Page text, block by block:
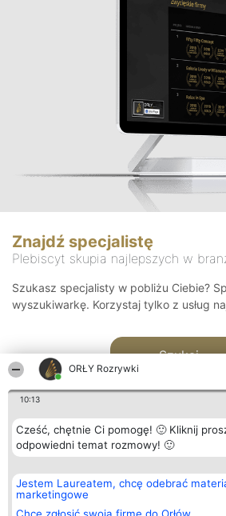
ORŁY Rozrywki
10:13
Cześć, chętnie Ci pomogę! 🙂 Kliknij
odpowiedni temat rozmowy! 🙂
Jestem Laureatem, chcę odebrać
marketingowe
Znajdź specjalistę
Plebiscyt skupia najlepszych w
Szukasz specjalisty w pobliżu Ciebie?
wyszukiwarkę. Korzystaj tylko z usług
Szukaj
Organizator plebiscytu
Bright Side Solutions sp. z o.
o. sp. k.
ul. Ruska 22
Plebiscyt
Laureaci
wszystkich